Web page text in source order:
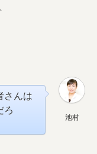
池村
さんは
ろ